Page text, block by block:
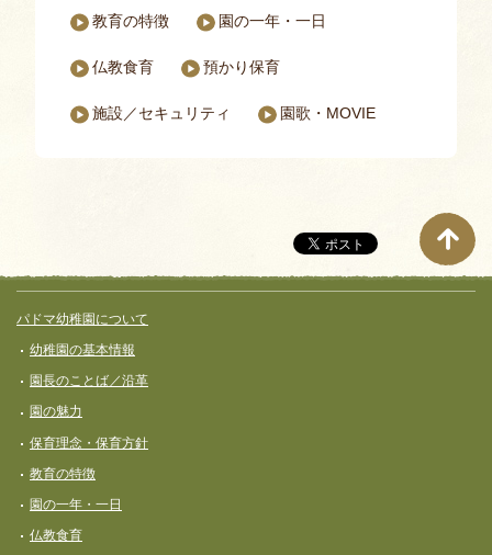
教育の特徴 園の一年・一日
仏教食育 預かり保育
施設／セキュリティ 園歌・MOVIE
フッターコンテンツ
パドマ幼稚園について
幼稚園の基本情報
園長のことば／沿革
園の魅力
保育理念・保育⽅針
教育の特徴
園の一年・一日
仏教食育